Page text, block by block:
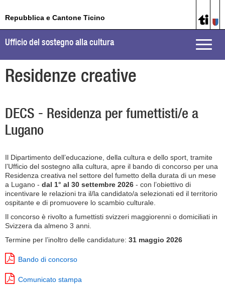
Repubblica e Cantone Ticino
Toggle
Ufficio del sostegno alla cultura
Residenze creative
DECS - Residenza per fumettisti/e a
Lugano
Il Dipartimento dell’educazione, della cultura e dello sport, tramite
l’Ufficio del sostegno alla cultura, apre il bando di concorso per una
Residenza creativa nel settore del fumetto della durata di un mese
a Lugano - dal 1° al 30 settembre 2026 - con l’obiettivo di
incentivare le relazioni tra il/la candidato/a selezionati ed il territorio
ospitante e di promuovere lo scambio culturale.
Il concorso è rivolto a fumettisti svizzeri maggiorenni o domiciliati in
Svizzera da almeno 3 anni.
Termine per l’inoltro delle candidature: 31 maggio 2026
Bando di concorso
Comunicato stampa